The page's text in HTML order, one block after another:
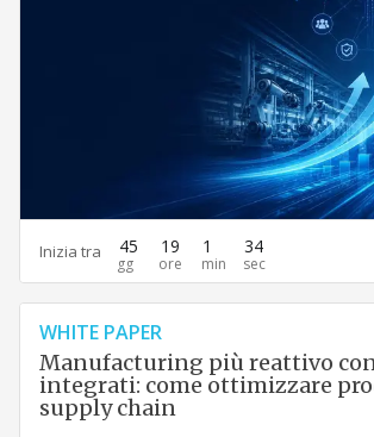
Inizia tra 45 19 1 33
WHITE PAPER
Manufacturing più reattivo
integrati: come ottimizzare
supply chain